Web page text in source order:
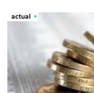
actual